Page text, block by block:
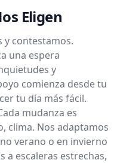
Eligen
y contestamos.
una espera
y
comienza desde tu
tu día más fácil.
mudanza es
clima. Nos adaptamos
verano o en invierno
a escaleras estrechas,